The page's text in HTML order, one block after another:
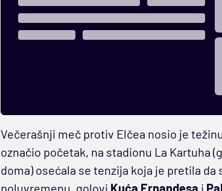
Večerašnji meč protiv Elčea nosio je
označio početak, na stadionu La Kartuha
doma) osećala se tenzija koja je pretila